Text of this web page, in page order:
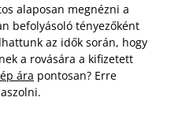
alaposan megnézni a
befolyásoló tényezőként
az idők során, hogy
a rovására a kifizetett
ára pontosan? Erre